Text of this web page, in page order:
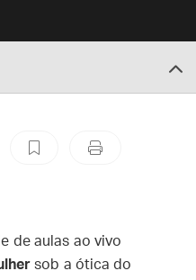
de aulas ao vivo
sob a ótica do